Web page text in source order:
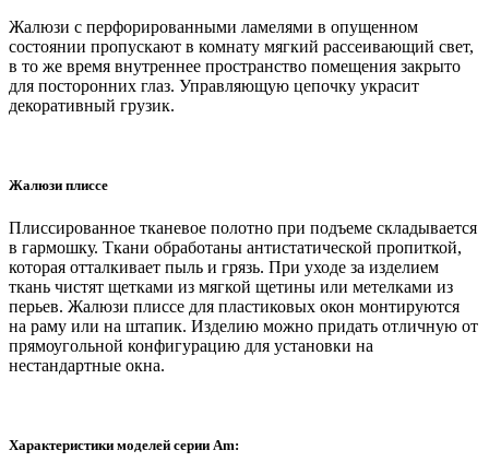
Жалюзи с перфорированными ламелями в опущенном
состоянии пропускают в комнату мягкий рассеивающий свет,
в то же время внутреннее пространство помещения закрыто
для посторонних глаз. Управляющую цепочку украсит
декоративный грузик.
Жалюзи плиссе
Плиссированное тканевое полотно при подъеме складывается
в гармошку. Ткани обработаны антистатической пропиткой,
которая отталкивает пыль и грязь. При уходе за изделием
ткань чистят щетками из мягкой щетины или метелками из
перьев. Жалюзи плиссе для пластиковых окон монтируются
на раму или на штапик. Изделию можно придать отличную от
прямоугольной конфигурацию для установки на
нестандартные окна.
Характеристики моделей серии Am: